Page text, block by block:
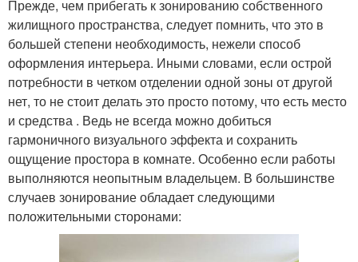
Прежде, чем прибегать к зонированию собственного
жилищного пространства, следует помнить, что это в
большей степени необходимость, нежели способ
оформления интерьера. Иными словами, если острой
потребности в четком отделении одной зоны от другой
нет, то не стоит делать это просто потому, что есть место
и средства . Ведь не всегда можно добиться
гармоничного визуального эффекта и сохранить
ощущение простора в комнате. Особенно если работы
выполняются неопытным владельцем. В большинстве
случаев зонирование обладает следующими
положительными сторонами: